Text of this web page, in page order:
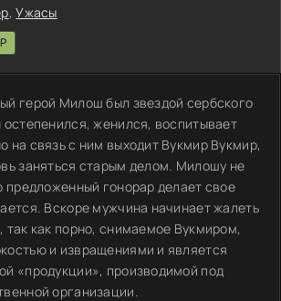
,Ужасы
герой Милош был звездой сербского
женился, воспитывает
на связь с ним выходит Вукмир Вукмир,
заняться старым делом. Милошу не
предложенный гонорар делает свое
Вскоре мужчина начинает жалеть
как порно, снимаемое Вукмиром,
и извращениями и является
«продукции», производимой под
организации.